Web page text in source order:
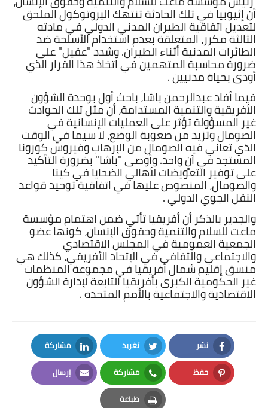
المرأة والطفل
حكاية صورة
بداية tv
حوادث
أن إثيوبيا في تلك الحادثة تنتهك البروتوكول الملحق
لتعديل اتفاقية الطيران المدني الدولي في مادته
الثالثة مكرر، المتعلقة بعدم استخدام الأسلحة ضد
الطائرات المدنية أثناء الطيران. وشدد "عقيل" على
ضرورة محاسبة المتهمين في اتخاذ هذا القرار الذي
أودى بحياة مدنيين .
فيما أفاد عبدالرحمن باشا، باحث أول بوحدة الشؤون
الأفريقية والتنمية المستدامة، أن مثل تلك الحوادث
غير المسؤولة تؤثر على العمليات الإنسانية في
الصومال وتزيد من صعوبة الوضع، لا سيما في الوقت
الذي تعاني فيه الصومال من الإرهاب وفيروس كورونا
المستجد في آنٍ واحد. وأوصى "باشا" بضرورة التأكيد
على توفير التعويضات لأهالي الضحايا في كينا
والصومال، المنصوص عليها في اتفاقية توحيد قواعد
النقل الجوي الدولي .
والجدير بالذكر أن أفريقيا تأتي ضمن اهتمام مؤسسة
ماعت للسلام والتنمية وحقوق الإنسان، كونها عضو
الجمعية العمومية في المجلس الاقتصادي
والاجتماعي والثقافي في الإتحاد الأفريقي، كذلك هي
منسق إقليم شمال أفريقيا في مجموعة المنظمات
غير الحكومية الكبرى بأفريقيا التابعة لإدارةالشؤون
الاقتصادية والاجتماعية بالأمم المتحده .
نشر
Facebook
تغريد
Twitter
مشاركة
LinkedIn
حفظ
Pinterest
مشاركة
Whatsapp
إرسال
Email
طباعة